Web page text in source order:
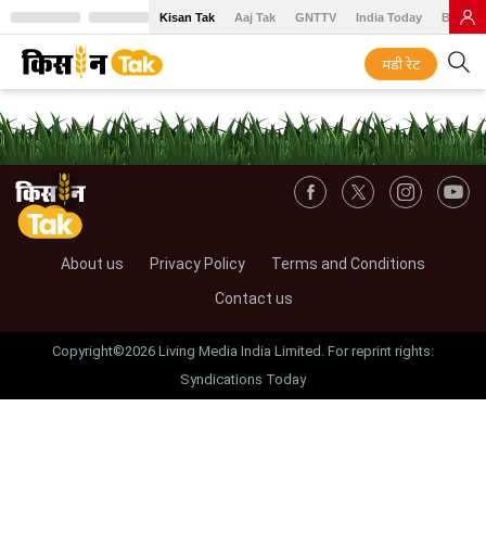
Kisan Tak Aaj Tak GNTTV India Today BT
मंडी रेट
About us Privacy Policy
Terms and Conditions
Contact us
Copyright©2026 Living Media India Limited. For reprint rights:
Syndications Today